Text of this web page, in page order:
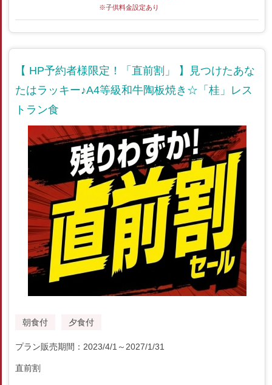
※子供料金設定あり
【 HP予約者様限定！「直前割」 】見つけたあな
たはラッキー♪A4等級和牛陶板焼き☆「桂」レス
トラン食
朝食付 夕食付
プラン販売期間：2023/4/1～2027/1/31
直前割